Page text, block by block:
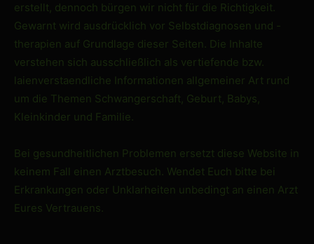
erstellt, dennoch bürgen wir nicht für die Richtigkeit.
Gewarnt wird ausdrücklich vor Selbstdiagnosen und -
therapien auf Grundlage dieser Seiten. Die Inhalte
verstehen sich ausschließlich als vertiefende bzw.
laienverstaendliche Informationen allgemeiner Art rund
um die Themen Schwangerschaft, Geburt, Babys,
Kleinkinder und Familie.
Bei gesundheitlichen Problemen ersetzt diese Website in
keinem Fall einen Arztbesuch. Wendet Euch bitte bei
Erkrankungen oder Unklarheiten unbedingt an einen Arzt
Eures Vertrauens.